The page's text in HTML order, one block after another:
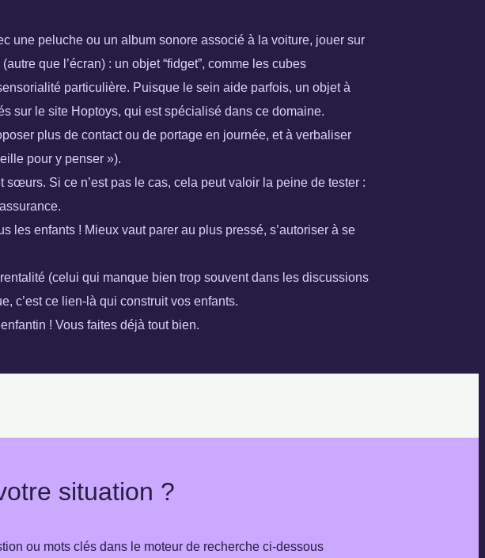
une peluche ou un album sonore associé à la voiture, jouer sur
que l’écran) : un objet “fidget”, comme les cubes
particulière. Puisque le sein aide parfois, un objet à
sur le site Hoptoys, qui est spécialisé dans ce domaine.
plus de contact ou de portage en journée, et à verbaliser
pour y penser »).
Si ce n’est pas le cas, cela peut valoir la peine de tester :
les enfants ! Mieux vaut parer au plus pressé, s’autoriser à se
(celui qui manque bien trop souvent dans les discussions
c’est ce lien-là qui construit vos enfants.
! Vous faites déjà tout bien.
situation ?
ou mots clés dans le moteur de recherche ci-dessous